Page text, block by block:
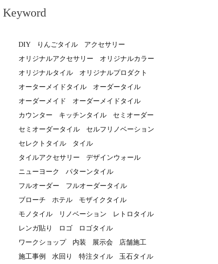
Keyword
DIY りんごタイル
アクセサリー
オリジナルアクセサリー
オリジナルカラー
オリジナルタイル
オリジナルプロダクト
オーターメイドタイル
オーダータイル
オーダーメイド
オーダーメイドタイル
カウンター
キッチンタイル
セミオーダー
セミオーダータイル
セルフリノベーション
セレクトタイル
タイル
タイルアクセサリー
デザインウォール
ニューヨーク
パターンタイル
フルオーダー
フルオーダータイル
ブローチ
ホテル
モザイクタイル
モノタイル
リノベーション
レトロタイル
レンガ貼り
ロゴ
ロゴタイル
ワークショップ
内装 展示会
店舗施工
施工事例
水回り 特注タイル
玉石タイル